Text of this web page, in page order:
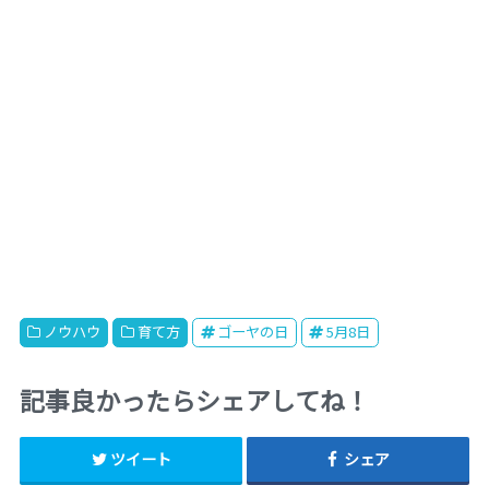
ノウハウ 育て方 ゴーヤの日 5月8日
記事良かったらシェアしてね！
ツイート シェア